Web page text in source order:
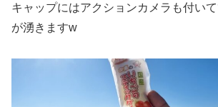
キャップにはアクションカメラも付い
が湧きますw